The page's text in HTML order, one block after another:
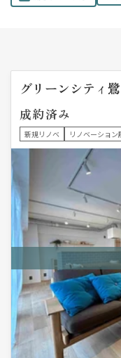
グリーンシティ
成約済み
新規リノベ リノベーション